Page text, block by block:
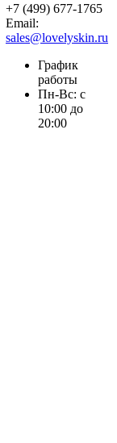
+7 (499) 677-1765
Email:
sales@lovelyskin.ru
График
работы
Пн-Вс: с
10:00 до
20:00